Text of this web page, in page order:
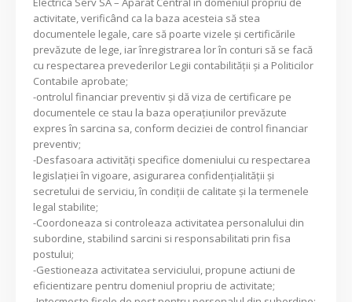
activitate, verificând ca la baza acesteia să stea
documentele legale, care să poarte vizele şi certificările
prevăzute de lege, iar înregistrarea lor în conturi să se facă
cu respectarea prevederilor Legii contabilităţii şi a Politicilor
Contabile aprobate;
-ontrolul financiar preventiv şi dă viza de certificare pe
documentele ce stau la baza operaţiunilor prevăzute
expres în sarcina sa, conform deciziei de control financiar
preventiv;
-Desfasoara activităţi specifice domeniului cu respectarea
legislaţiei în vigoare, asigurarea confidenţialităţii şi
secretului de serviciu, în condiţii de calitate şi la termenele
legal stabilite;
-Coordoneaza si controleaza activitatea personalului din
subordine, stabilind sarcini si responsabilitati prin fisa
postului;
-Gestioneaza activitatea serviciului, propune actiuni de
eficientizare pentru domeniul propriu de activitate;